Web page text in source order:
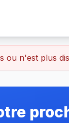
ou n'est plus